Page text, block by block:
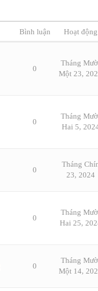
Bình luận Hoạt động
0
Tháng
Một 23,
0
Tháng
Hai 5,
0
Tháng
23, 2024
0
Tháng
Hai 25,
0
Tháng
Một 14,